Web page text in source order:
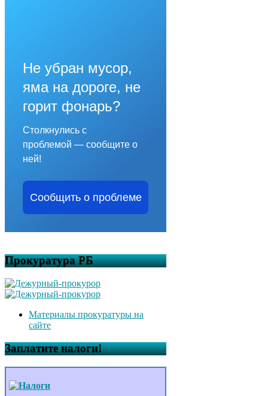
Не убран мусор,
яма на дороге, не
горит фонарь?
Столкнулись с
проблемой — сообщите о
ней!
Сообщить о проблеме
Прокуратура РБ
Материалы прокуратуры на
сайте
Заплатите налоги!